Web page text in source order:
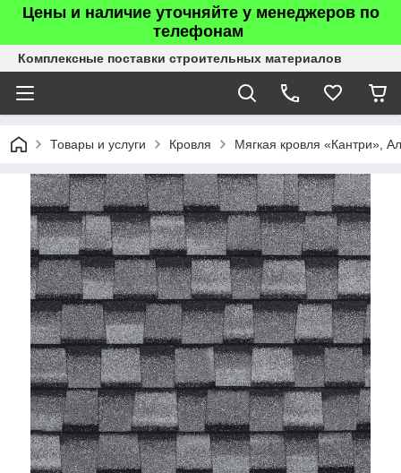
Цены и наличие уточняйте у менеджеров по
телефонам
Комплексные поставки строительных материалов
Товары и услуги Кровля Мягкая кровля «Кантри»,